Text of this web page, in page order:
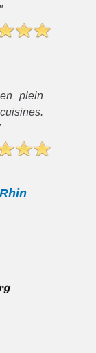
plein